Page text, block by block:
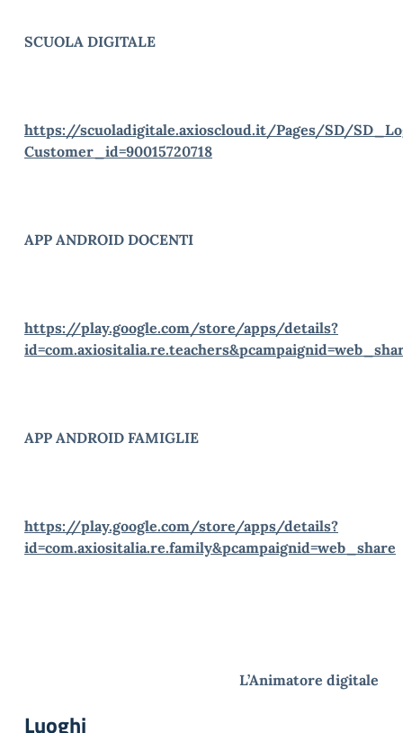
SCUOLA DIGITALE
https://scuoladigitale.axioscloud.it/Pages/SD/
Customer_id=90015720718
APP ANDROID DOCENTI
https://play.google.com/store/apps/details?
APP ANDROID FAMIGLIE
https://play.google.com/store/apps/details?
id=com.axiositalia.re.family&pcampaignid=web_share
L’Animatore digitale
Luoghi